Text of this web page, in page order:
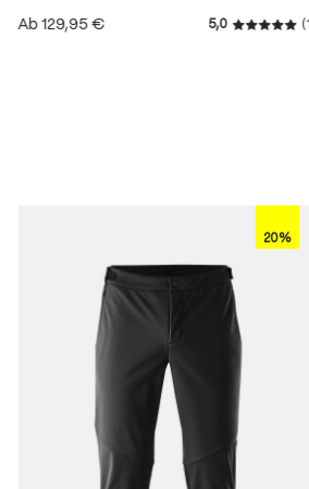
Ab129,95 € 5,0
20%